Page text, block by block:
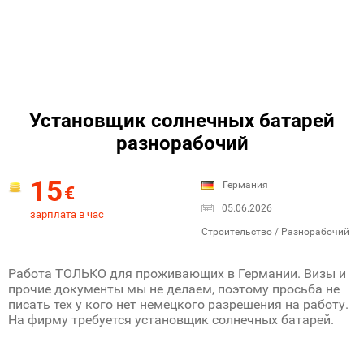
Установщик солнечных батарей
разнорабочий
15€
зарплата в час
Германия
05.06.2026
Строительство / Разнорабочий
Работа ТОЛЬКО для проживающих в Германии. Визы и
прочие документы мы не делаем, поэтому просьба не
писать тех у кого нет немецкого разрешения на работу.
На фирму требуется установщик солнечных батарей.